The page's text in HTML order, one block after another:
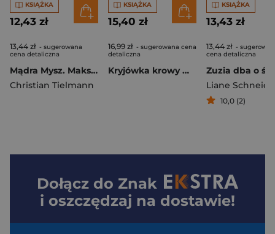
KSIĄŻKA
12,43 zł
13,44 zł - sugerowana
cena detaliczna
Mądra Mysz. Maks nie rozmawia z obcymi
Christian Tielmann
KSIĄŻKA
15,40 zł
16,99 zł - sugerowana cena
detaliczna
Kryjówka krowy Matyldy. Krowa Matylda
KSIĄŻKA
13,43 zł
13,44 zł -
cena detaliczna
Liane
10,0 (2)
Dołącz do Znak
i oszczędzaj na dostawie!